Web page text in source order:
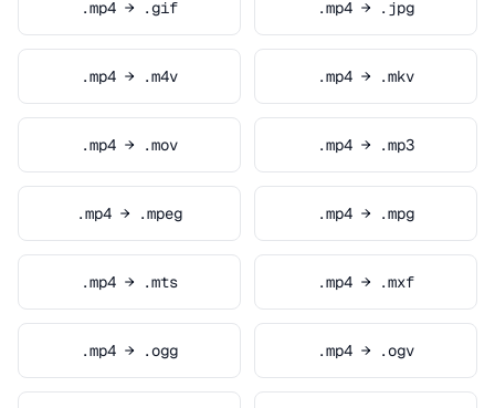
.mp4 → .gif .mp4 → .jpg
.mp4 → .m4v .mp4 → .mkv
.mp4 → .mov .mp4 → .mp3
.mp4 → .mpeg .mp4 → .mpg
.mp4 → .mts .mp4 → .mxf
.mp4 → .ogg .mp4 → .ogv